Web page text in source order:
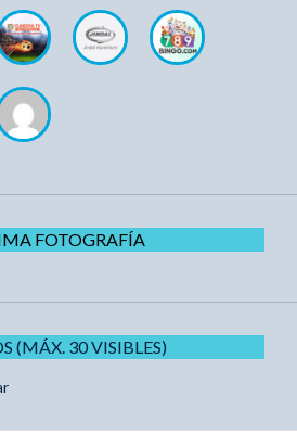
FOTOGRAFÍA
(MÁX. 30 VISIBLES)